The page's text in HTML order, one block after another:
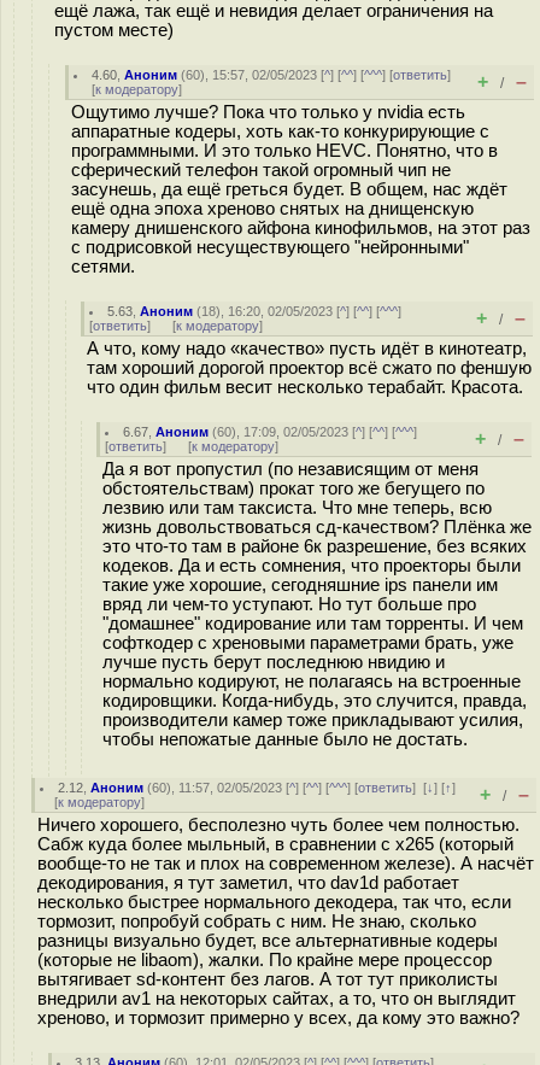
ещё лажа, так ещё и невидия делает ограничения на
пустом месте)
4.60 ,Аноним (60), 15:57, 02/05/2023 [^] [^^] [^^^] [ответить]
[к модератору] + / –
Ощутимо лучше? Пока что только у nvidia есть
аппаратные кодеры, хоть как-то конкурирующие с
программными. И это только HEVC. Понятно, что в
сферический телефон такой огромный чип не
засунешь, да ещё греться будет. В общем, нас ждёт
ещё одна эпоха хреново снятых на днищенскую
камеру днишенского айфона кинофильмов, на этот раз
с подрисовкой несуществующего "нейронными"
сетями.
5.63 ,Аноним (18), 16:20, 02/05/2023 [^] [^^] [^^^]
[ответить] [к модератору] + / –
А что, кому надо «качество» пусть идёт в кинотеатр,
там хороший дорогой проектор всё сжато по феншую
что один фильм весит несколько терабайт. Красота.
6.67 ,Аноним (60), 17:09, 02/05/2023 [^] [^^] [^^^]
[ответить] [к модератору] + / –
Да я вот пропустил (по независящим от меня
обстоятельствам) прокат того же бегущего по
лезвию или там таксиста. Что мне теперь, всю
жизнь довольствоваться сд-качеством? Плёнка же
это что-то там в районе 6к разрешение, без всяких
кодеков. Да и есть сомнения, что проекторы были
такие уже хорошие, сегодняшние ips панели им
вряд ли чем-то уступают. Но тут больше про
"домашнее" кодирование или там торренты. И чем
софткодер с хреновыми параметрами брать, уже
лучше пусть берут последнюю нвидию и
нормально кодируют, не полагаясь на встроенные
кодировщики. Когда-нибудь, это случится, правда,
производители камер тоже прикладывают усилия,
чтобы непожатые данные было не достать.
2.12 ,Аноним (60), 11:57, 02/05/2023 [^] [^^] [^^^] [ответить][↓] [↑]
[к модератору] + / –
Ничего хорошего, бесполезно чуть более чем полностью.
Сабж куда более мыльный, в сравнении с x265 (который
вообще-то не так и плох на современном железе). А насчёт
декодирования, я тут заметил, что dav1d работает
несколько быстрее нормального декодера, так что, если
тормозит, попробуй собрать с ним. Не знаю, сколько
разницы визуально будет, все альтернативные кодеры
(которые не libaom), жалки. По крайне мере процессор
вытягивает sd-контент без лагов. А тот тут приколисты
внедрили av1 на некоторых сайтах, а то, что он выглядит
хреново, и тормозит примерно у всех, да кому это важно?